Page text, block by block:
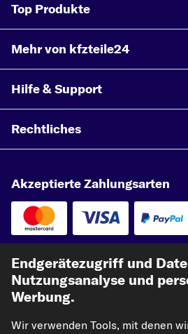
Top Produkte
Mehr von kfzteile24
Hilfe & Support
Rechtliches
Akzeptierte Zahlungsarten
Unsere Versandpartner
Endgerätezugriff und
Nutzungsanalyse und
Werbung.
Wir verwenden Tools, mit denen